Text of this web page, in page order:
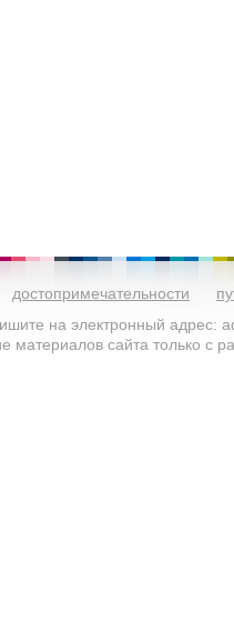
достопримечательности
на электронный адрес:
материалов сайта только с